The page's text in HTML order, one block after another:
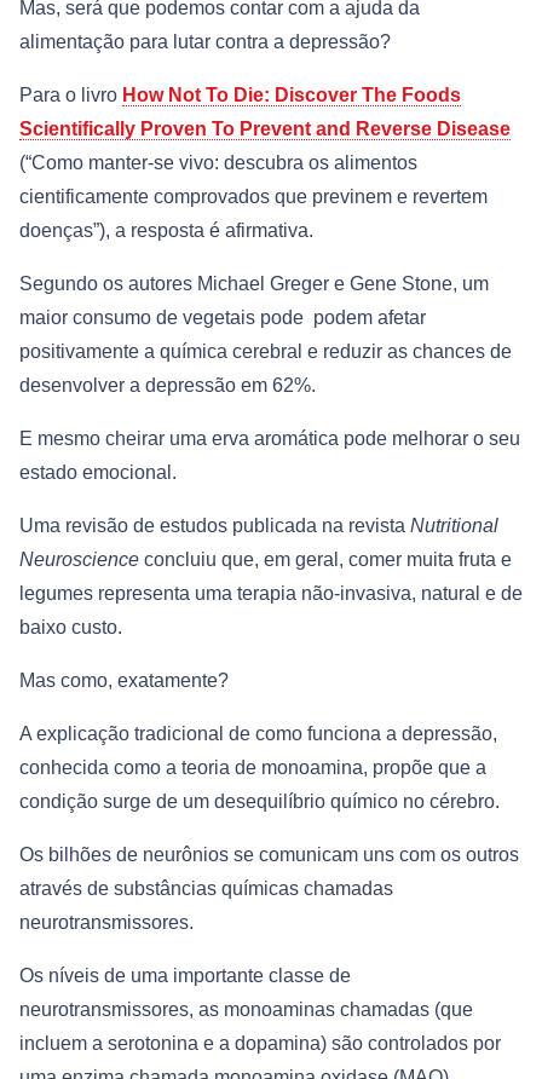
Mas, será que podemos contar com a ajuda da
alimentação para lutar contra a depressão?
Para o livro How Not To Die: Discover The Foods
Scientifically Proven To Prevent and Reverse Disease
(“Como manter-se vivo: descubra os alimentos
cientificamente comprovados que previnem e revertem
doenças”), a resposta é afirmativa.
Segundo os autores Michael Greger e Gene Stone, um
maior consumo de vegetais pode podem afetar
positivamente a química cerebral e reduzir as chances de
desenvolver a depressão em 62%.
E mesmo cheirar uma erva aromática pode melhorar o seu
estado emocional.
Uma revisão de estudos publicada na revista Nutritional
Neuroscience concluiu que, em geral, comer muita fruta e
legumes representa uma terapia não-invasiva, natural e de
baixo custo.
Mas como, exatamente?
A explicação tradicional de como funciona a depressão,
conhecida como a teoria de monoamina, propõe que a
condição surge de um desequilíbrio químico no cérebro.
Os bilhões de neurônios se comunicam uns com os outros
através de substâncias químicas chamadas
neurotransmissores.
Os níveis de uma importante classe de
neurotransmissores, as monoaminas chamadas (que
incluem a serotonina e a dopamina) são controlados por